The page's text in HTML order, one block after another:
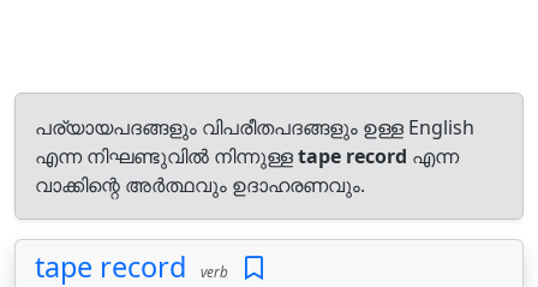
പര്യായപദങ്ങളും വിപരീതപദങ്ങളും ഉള്ള English
എന്ന നിഘണ്ടുവിൽ നിന്നുള്ളtape record എന്ന
വാക്കിന്റെ അർത്ഥവും ഉദാഹരണവും.
tape record verb